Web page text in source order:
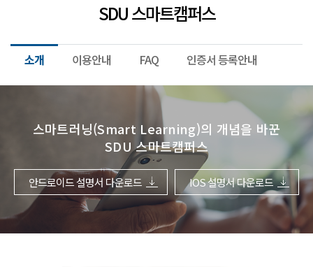
SDU 스마트캠퍼스
소개 이용안내 FAQ 인증서 등록안내
스마트러닝(Smart Learning)의 개념을 바꾼
SDU 스마트캠퍼스
안드로이드 설명서 다운로드 IOS 설명서 다운로드